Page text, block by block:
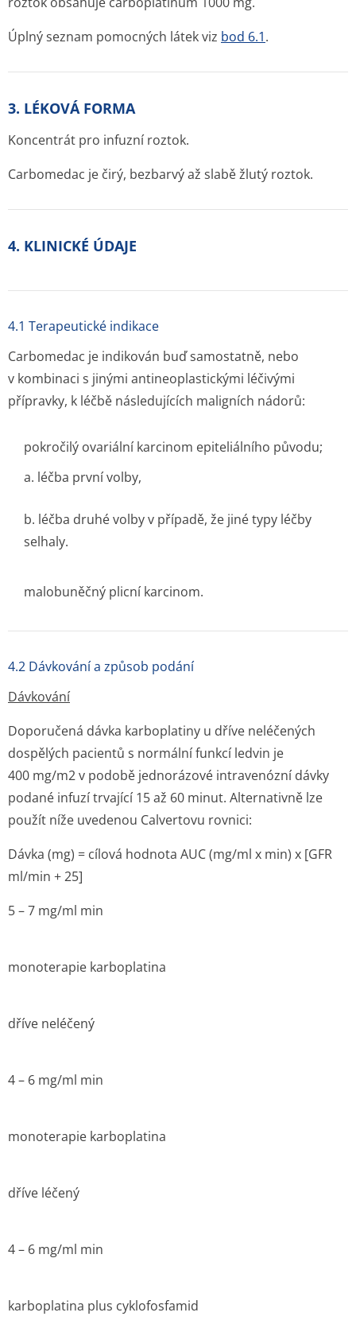
Úplný seznam pomocných látek viz bod 6.1.
3. LÉKOVÁ FORMA
Koncentrát pro infuzní roztok.
Carbomedac je čirý, bezbarvý až slabě žlutý roztok.
4. KLINICKÉ ÚDAJE
4.1 Terapeutické indikace
Carbomedac je indikován buď samostatně, nebo
v kombinaci s jinými antineoplastickými léčivými
přípravky, k léčbě následujících maligních nádorů:
pokročilý ovariální karcinom epiteliálního původu;
a. léčba první volby,
b. léčba druhé volby v případě, že jiné typy léčby
selhaly.
malobuněčný plicní karcinom.
4.2 Dávkování a způsob podání
Dávkování
Doporučená dávka karboplatiny u dříve neléčených
dospělých pacientů s normální funkcí ledvin je
400 mg/m2v podobě jednorázové intravenózní dávky
podané infuzí trvající 15 až 60 minut. Alternativně lze
použít níže uvedenou Calvertovu rovnici:
Dávka (mg) = cílová hodnota AUC (mg/ml x min) x [GFR
ml/min + 25]
5 – 7 mg/ml min
monoterapie karboplatina
dříve neléčený
4 – 6 mg/ml min
monoterapie karboplatina
dříve léčený
4 – 6 mg/ml min
karboplatina plus cyklofosfamid